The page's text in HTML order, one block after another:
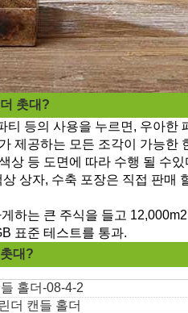
촛대?
티 등의 사용을 누르면, 우아한
제공하는 모든 조각이 가능한
상 등 도면에 따라 수행 될 수
상자, 수축 포장은 직접 판매
하는 큰 주식을 들고
표준 테스트를 통과.
대?
홀더-08-4-2
더 캔들 홀더